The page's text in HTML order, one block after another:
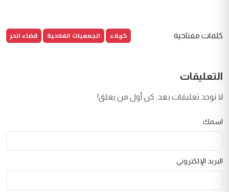
كلمات مفتاحية كربلاء الجمعيات الفلاحية قضاء الحر
التعليقات
لا توجد تعليقات بعد. كن أول من يعلق!
اسمك
البريد الإلكتروني